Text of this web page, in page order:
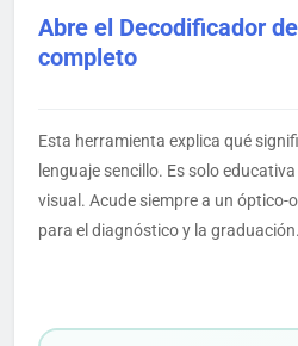
Abre el Decodificador
completo
Esta herramienta explica qué
lenguaje sencillo. Es solo
visual. Acude siempre a un
para el diagnóstico y la graduación.